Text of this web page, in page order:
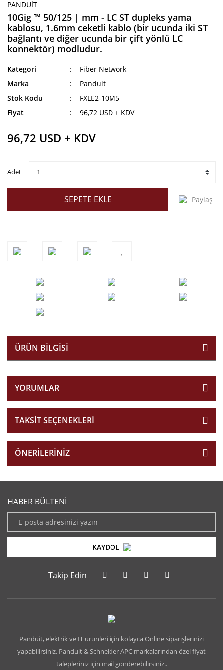
PANDUIT
10Gig ™ 50/125 | mm - LC ST dupleks yama
kablosu, 1.6mm ceketli kablo (bir ucunda iki ST
bağlantı ve diğer ucunda bir çift yönlü LC
konnektör) modludur.
Kategori
Fiber Network
Marka
Panduit
Stok Kodu
FXLE2-10M5
Fiyat
96,72 USD + KDV
96,72 USD + KDV
Adet
SEPETE EKLE Paylaş
ÜRÜN BILGISI
YORUMLAR
TAKSIT SEÇENEKLERI
ÖNERILERINIZ
HABER BÜLTENİ
KAYDOL
Takip Edin
Panduit, elektrik ve IT ürünleri için kolayca Online siparişlerinizi
yapabilirsiniz. Panduit & Schneider APC markalarından özel fiyat
talepleriniz için mail gönderebilirsiniz..